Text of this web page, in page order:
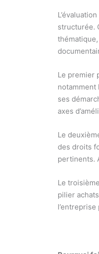
structurée.
Le premier
notamment
ses
axes
Le
des droits
pertinents.
Le
pilier